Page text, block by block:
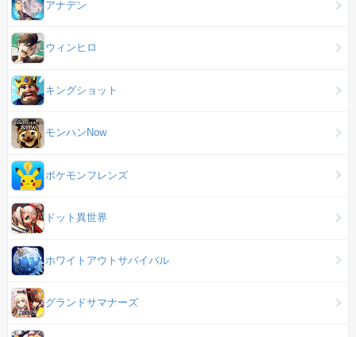
アナデン
ウィンヒロ
キングショット
モンハンNow
ポケモンフレンズ
ドット異世界
ホワイトアウトサバイバル
グランドサマナーズ